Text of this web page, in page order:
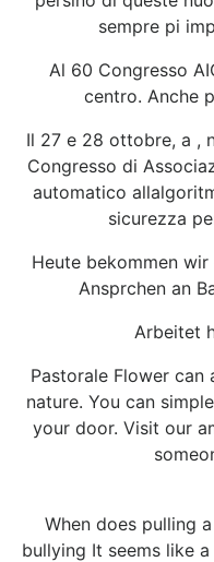
sempre pi
Al 60 Congresso
centro. Anche
Il 27 e 28 ottobre, a ,
Congresso di
automatico
sicurezza
Heute bekommen
Ansprchen an
Arbeitet
Pastorale Flower
nature. You can
your door. Visit our
When does pulling
bullying It seems like